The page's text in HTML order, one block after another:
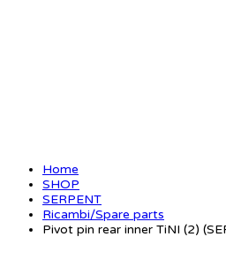
Home
SHOP
SERPENT
Ricambi/Spare parts
Pivot pin rear inner TiNI (2)